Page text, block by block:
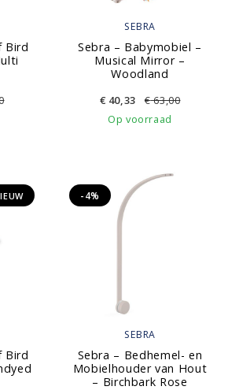
Bird
SEBRA
Sebra – Babymobiel –
Musical Mirror –
Woodland
€ 40,33 €63,00
Op voorraad
Bird
SEBRA
Sebra – Bedhemel- en
Mobielhouder van Hout
– Birchbark Rose
-4%